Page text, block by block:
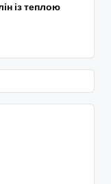
із теплою